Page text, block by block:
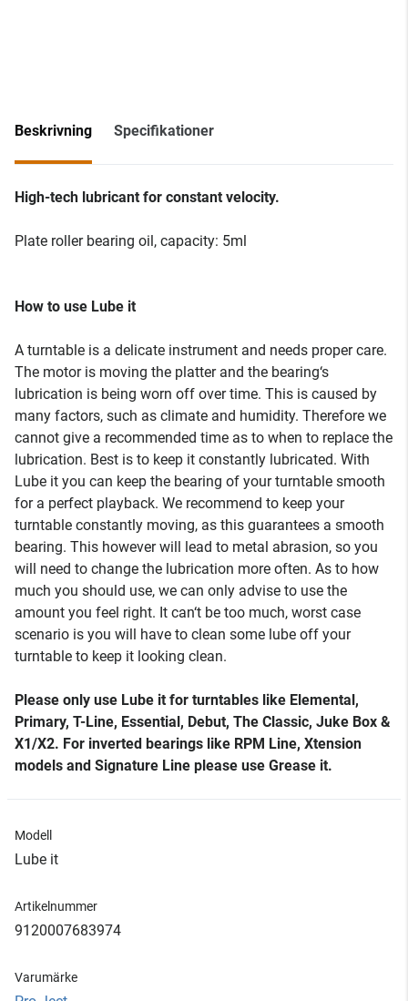
Beskrivning Specifikationer
High-tech lubricant for constant velocity.
Plate roller bearing oil, capacity: 5ml
How to use Lube it
A turntable is a delicate instrument and needs proper care.
The motor is moving the platter and the bearing‘s
lubrication is being worn off over time. This is caused by
many factors, such as climate and humidity. Therefore we
cannot give a recommended time as to when to replace the
lubrication. Best is to keep it constantly lubricated. With
Lube it you can keep the bearing of your turntable smooth
for a perfect playback. We recommend to keep your
turntable constantly moving, as this guarantees a smooth
bearing. This however will lead to metal abrasion, so you
will need to change the lubrication more often. As to how
much you should use, we can only advise to use the
amount you feel right. It can‘t be too much, worst case
scenario is you will have to clean some lube off your
turntable to keep it looking clean.
Please only use Lube it for turntables like Elemental,
Primary, T-Line, Essential, Debut, The Classic, Juke Box &
X1/X2. For inverted bearings like RPM Line, Xtension
models and Signature Line please use Grease it.
Modell
Lube it
Artikelnummer
9120007683974
Varumärke